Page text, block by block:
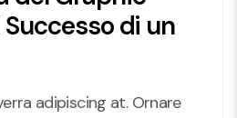
di un
adipiscing at. Ornare